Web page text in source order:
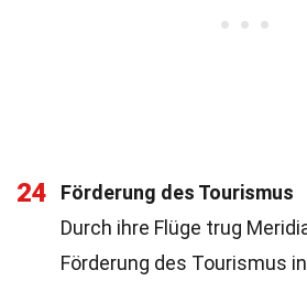
24
Förderung des Tourismus
Durch ihre Flüge trug
Förderung des Tourismus